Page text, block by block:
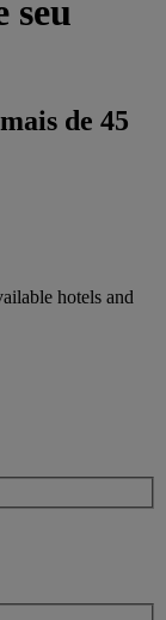
seu
de 45
hotels and